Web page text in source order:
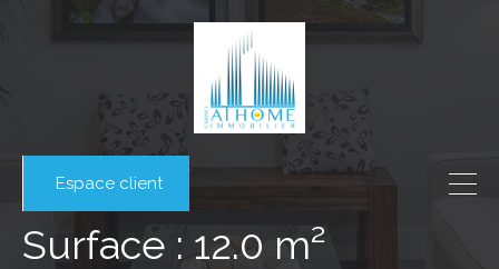
Espace client
Surface : 12.0 m²